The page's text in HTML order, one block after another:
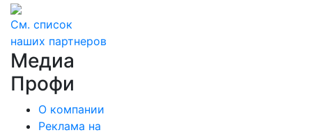
См. список
наших партнеров
Медиа
Профи
О компании
Реклама на